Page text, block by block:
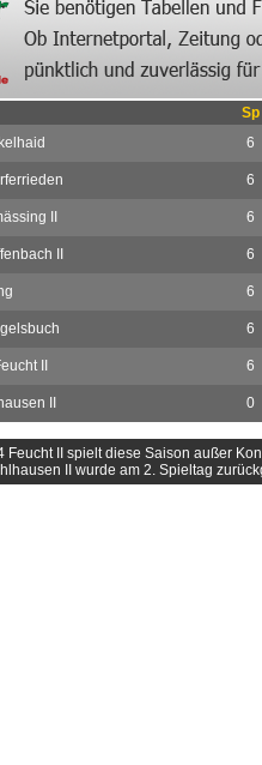
Sp
6
6
II 6
II 6
6
6
II 6
II 0
Feucht II spielt diese Saison außer
II wurde am 2. Spieltag